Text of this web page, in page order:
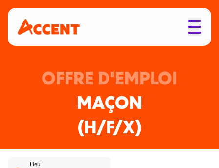
OFFRE D'EMPLOI
MAÇON
(H/F/X)
Lieu